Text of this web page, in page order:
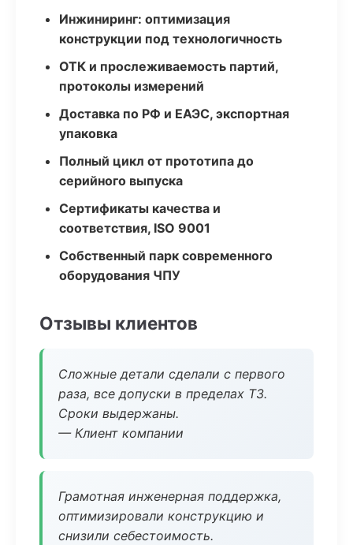
Инжиниринг: оптимизация
конструкции под технологичность
ОТК и прослеживаемость партий,
протоколы измерений
Доставка по РФ и ЕАЭС, экспортная
упаковка
Полный цикл от прототипа до
серийного выпуска
Сертификаты качества и
соответствия, ISO 9001
Собственный парк современного
оборудования ЧПУ
Отзывы клиентов
Сложные детали сделали с первого
раза, все допуски в пределах ТЗ.
Сроки выдержаны.
— Клиент компании
Грамотная инженерная поддержка,
оптимизировали конструкцию и
снизили себестоимость.